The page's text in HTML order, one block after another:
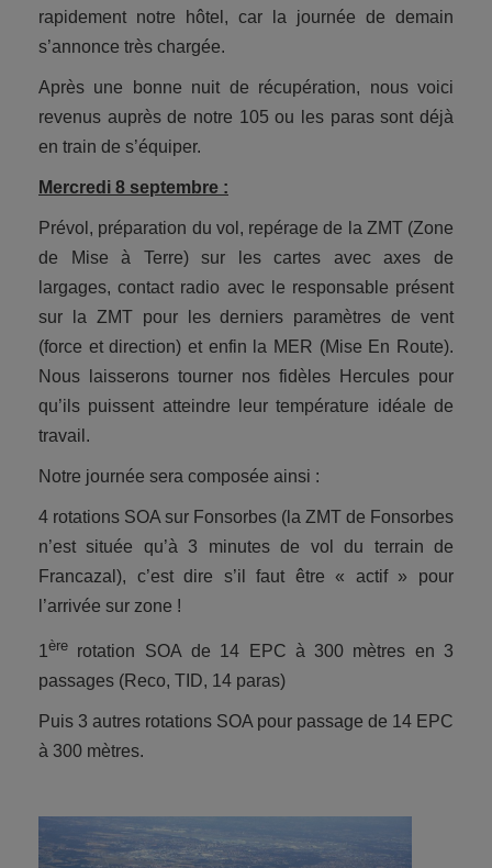
rapidement notre hôtel, car la journée de demain
s’annonce très chargée.
Après une bonne nuit de récupération, nous voici
revenus auprès de notre 105 ou les paras sont déjà
en train de s’équiper.
Mercredi 8 septembre :
Prévol, préparation du vol, repérage de la ZMT (Zone
de Mise à Terre) sur les cartes avec axes de
largages, contact radio avec le responsable présent
sur la ZMT pour les derniers paramètres de vent
(force et direction) et enfin la MER (Mise En Route).
Nous laisserons tourner nos fidèles Hercules pour
qu’ils puissent atteindre leur température idéale de
travail.
Notre journée sera composée ainsi :
4 rotations SOA sur Fonsorbes (la ZMT de Fonsorbes
n’est située qu’à 3 minutes de vol du terrain de
Francazal), c’est dire s’il faut être « actif » pour
l’arrivée sur zone !
1 ère rotation SOA de 14 EPC à 300 mètres en 3
passages (Reco, TID, 14 paras)
Puis 3 autres rotations SOA pour passage de 14 EPC
à 300 mètres.